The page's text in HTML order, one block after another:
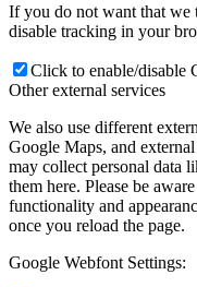
If you do not want that we
disable tracking in your
Click to enable/disable
Other external services
We also use different
Google Maps, and
may collect personal data
them here. Please be
functionality and
once you reload the page.
Google Webfont Settings: